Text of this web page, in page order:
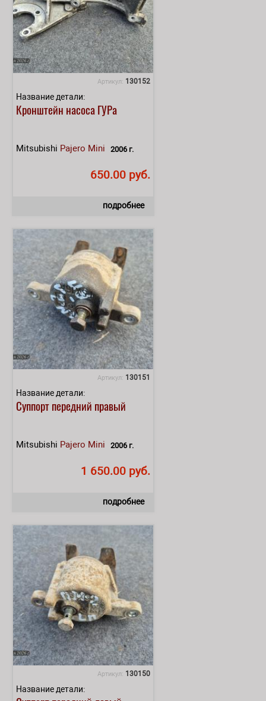
Артикул: 130152
Название детали:
Кронштейн насоса ГУРа
Mitsubishi Pajero Mini 2006 г.
650.00 руб.
подробнее
Артикул: 130151
Название детали:
Суппорт передний правый
Mitsubishi Pajero Mini 2006 г.
1 650.00 руб.
подробнее
Артикул: 130150
Название детали: